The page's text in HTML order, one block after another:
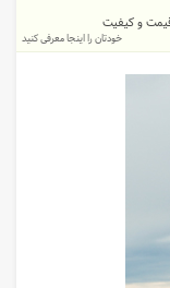
قیمت و کیفیت
خودتان را اینجا معرفی کنید